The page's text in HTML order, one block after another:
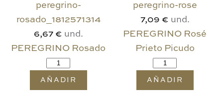
6,67 € und.
PEREGRINO Rosado
AÑADIR
7,09 € und.
PEREGRINO Rosé
Prieto Picudo
AÑADIR